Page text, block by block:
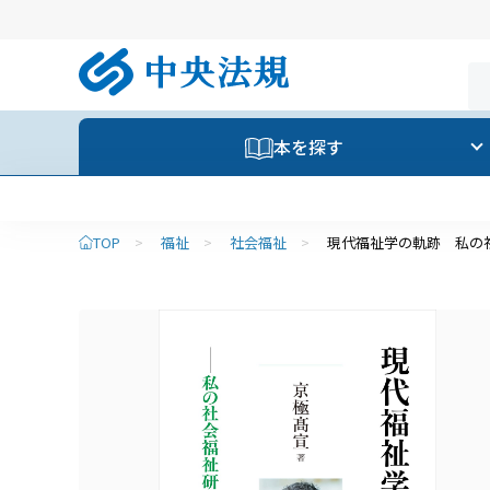
本を探す
TOP > 福祉 > 社会福祉 > 現代福祉学の軌跡 私の